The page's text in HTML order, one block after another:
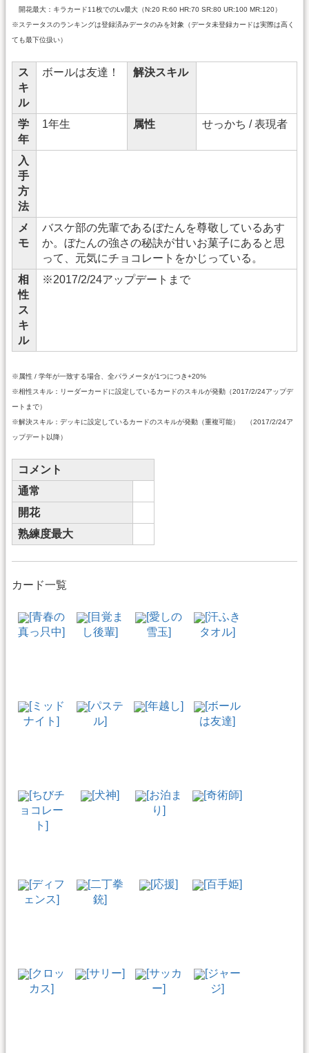
開花最大：キラカード11枚でのLv最大（N:20 R:60 HR:70 SR:80 UR:100 MR:120）
※ステータスのランキングは登録済みデータのみを対象（データ未登録カードは実際は高く
ても最下位扱い）
ス
キ
ル
ボールは友達！ 解決スキル
学
年
1年生 属性 せっかち / 表現者
入
手
方
法
メ
モ
バスケ部の先輩であるぼたんを尊敬しているあす
か。ぼたんの強さの秘訣が甘いお菓子にあると思
って、元気にチョコレートをかじっている。
相
性
ス
キ
ル
※2017/2/24アップデートまで
※属性 / 学年が一致する場合、全パラメータが1つにつき+20%
※相性スキル：リーダーカードに設定しているカードのスキルが発動（2017/2/24アップデ
ートまで）
※解決スキル：デッキに設定しているカードのスキルが発動（重複可能） （2017/2/24ア
ップデート以降）
コメント
通常
開花
熟練度最大
カード一覧
[青春の
真っ只中]
[目覚ま
し後輩]
[愛しの
雪玉]
[汗ふき
タオル]
[ミッド
ナイト]
[パステ
ル]
[年越し]
[ボール
は友達]
[ちびチ
ョコレー
ト]
[犬神]
[お泊ま
り]
[奇術師]
[ディフ
ェンス]
[二丁拳
銃]
[応援] [百手姫]
[クロッ
カス]
[サリー]
[サッカ
ー]
[ジャー
ジ]